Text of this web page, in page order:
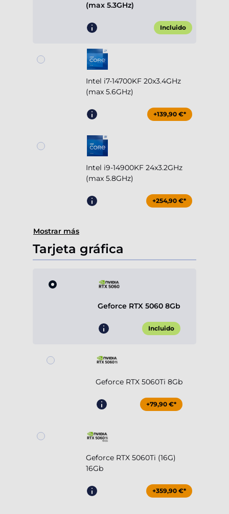
(max 5.3GHz)
Incluido
Intel i7-14700KF 20x3.4GHz
(max 5.6GHz)
+139,90 €*
Intel i9-14900KF 24x3.2GHz
(max 5.8GHz)
+254,90 €*
Mostrar más
Tarjeta gráfica
Geforce RTX 5060 8Gb
Incluido
Geforce RTX 5060Ti 8Gb
+79,90 €*
Geforce RTX 5060Ti (16G)
16Gb
+359,90 €*